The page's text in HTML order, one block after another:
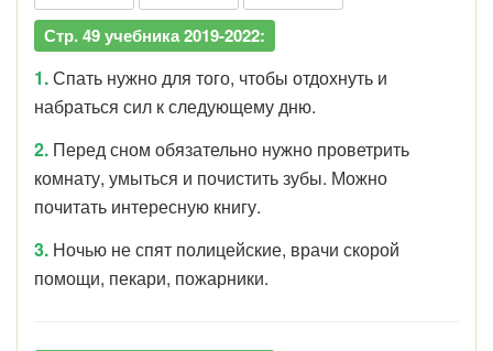
Стр. 49 учебника 2019-2022:
1.Спать нужно для того, чтобы отдохнуть и
набраться сил к следующему дню.
2. Перед сном обязательно нужно проветрить
комнату, умыться и почистить зубы. Можно
почитать интересную книгу.
3. Ночью не спят полицейские, врачи скорой
помощи, пекари, пожарники.